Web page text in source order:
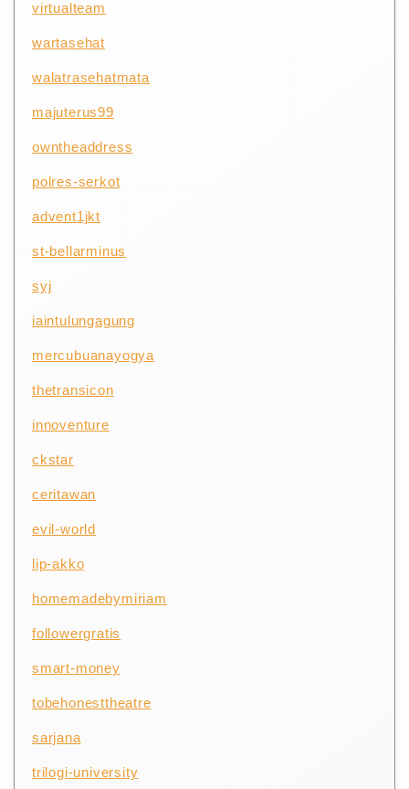
virtualteam
wartasehat
walatrasehatmata
majuterus99
owntheaddress
polres-serkot
advent1jkt
st-bellarminus
syj
iaintulungagung
mercubuanayogya
thetransicon
innoventure
ckstar
ceritawan
evil-world
lip-akko
homemadebymiriam
followergratis
smart-money
tobehonesttheatre
sarjana
trilogi-university